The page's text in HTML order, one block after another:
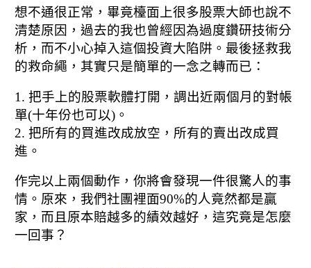
想不通很正常，畢竟檯面上很多股票大師也說不
清楚原因， 過去的我也曾經因為過度鑽研技術分
析，而不小心掉入這個投資大陷阱。 最後拯救我
的救命繩，其實只是簡單的一念之轉而已：
1. 把手上的股票軟體打開，調出近兩個月的對帳
單(十年份也可以)。
2. 把所有的買進改成放空，所有的賣出改成買
進。
作完以上兩個動作，你將會發現一件很驚人的事
情。 原來，我們社團裡面90%的人竟然都是贏
家， 而且原本賠越多的績效越好，這究竟是怎麼
一回事？